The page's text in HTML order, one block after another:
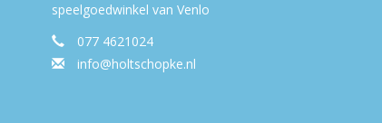
speelgoedwinkel van Venlo
077 4621024
info@holtschopke.nl